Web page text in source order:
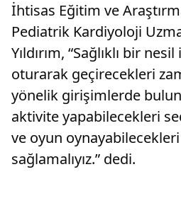
İhtisas Eğitim ve
Pediatrik Kardiyoloji
Yıldırım, “Sağlıklı bir
oturarak geçirecekleri
yönelik girişimlerde
aktivite yapabilecekleri
ve oyun
sağlamalıyız.” dedi.